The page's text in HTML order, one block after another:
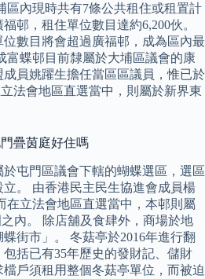
區內現時共有7條公共租住或租置計
邨，租住單位數目達約6,200伙。
數目將會超過廣福邨，成為區內最
富蝶邨目前隸屬於大埔區議會的康
員姚躍生擔任當區區議員，惟已於
法會地區直選當中，則屬於新界東
疊茵庭好住嗎
屯門區議會下轄的蝴蝶選區，選區
立。 由香港民主民生協進會成員楊
在立法會地區直選當中，本邨則屬
內。 除店舖及食肆外，商場於地
街市」。 冬菇亭於2016年進行翻
括已有35年歷史的發財記、儲財
戶須租用整個冬菇亭單位，而被迫